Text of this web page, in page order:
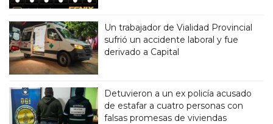
Un trabajador de Vialidad Provincial
sufrió un accidente laboral y fue
derivado a Capital
Detuvieron a un ex policía acusado
de estafar a cuatro personas con
falsas promesas de viviendas